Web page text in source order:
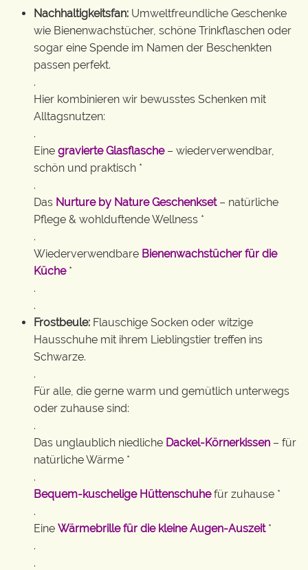
Nachhaltigkeitsfan: Umweltfreundliche Geschenke
wie Bienenwachstücher, schöne Trinkflaschen oder
sogar eine Spende im Namen der Beschenkten
passen perfekt.
.
Hier kombinieren wir bewusstes Schenken mit
Alltagsnutzen:
.
Eine gravierte Glasflasche– wiederverwendbar,
schön und praktisch *
.
Das Nurture by Nature Geschenkset– natürliche
Pflege & wohlduftende Wellness *
.
Wiederverwendbare Bienenwachstücher für die
Küche*
.
.
Frostbeule: Flauschige Socken oder witzige
Hausschuhe mit ihrem Lieblingstier treffen ins
Schwarze.
.
Für alle, die gerne warm und gemütlich unterwegs
oder zuhause sind:
.
Das unglaublich niedliche Dackel-Körnerkissen – für
natürliche Wärme *
.
Bequem-kuschelige Hüttenschuhefür zuhause *
.
Eine Wärmebrille für die kleine Augen-Auszeit*
.
.